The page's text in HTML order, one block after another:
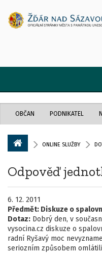
OBČAN PODNIKATEL
ONLINE SLUŽBY
Odpověď
6. 12. 2011
Předmět: Diskuze o
Dotaz: Dobrý den, v
vysocina.cz diskuze o
radní Ryšavý moc
seriozním způsobem